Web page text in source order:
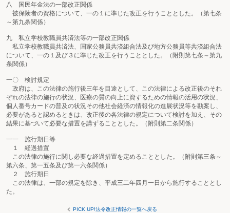
八 国民年金法の一部改正関係
被保険者の資格について、一の１に準じた改正を行うこととした。（第七条
～第九条関係）
九 私立学校教職員共済法等の一部改正関係
私立学校教職員共済法、国家公務員共済組合法及び地方公務員等共済組合法
について、一の１及び３に準じた改正を行うこととした。（附則第七条～第九
条関係）
一〇 検討規定
政府は、この法律の施行後三年を目途として、この法律による改正後のそれ
ぞれの法律の施行の状況、医療の質の向上に資するための情報の活用の状況、
個人番号カードの普及の状況その他社会経済の情報化の進展状況等を勘案し、
必要があると認めるときは、改正後の各法律の規定について検討を加え、その
結果に基づいて必要な措置を講ずることとした。（附則第二条関係）
一一 施行期日等
１ 経過措置
この法律の施行に関し必要な経過措置を定めることとした。（附則第三条～
第六条、第一五条及び第一六条関係）
２ 施行期日
この法律は、一部の規定を除き、平成三二年四月一日から施行することとし
た。
PICK UP!法令改正情報の一覧へ戻る